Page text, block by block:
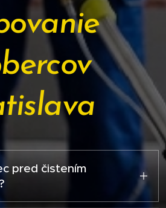
pred čistením